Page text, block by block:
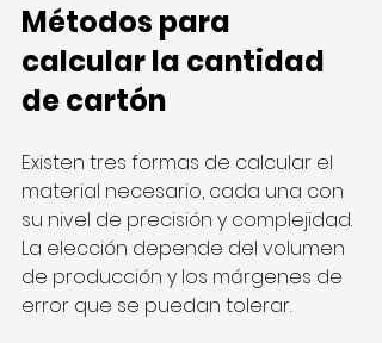
Métodos para
calcular la cantidad
de cartón
Existen tres formas de calcular el
material necesario, cada una con
su nivel de precisión y complejidad.
La elección depende del volumen
de producción y los márgenes de
error que se puedan tolerar.